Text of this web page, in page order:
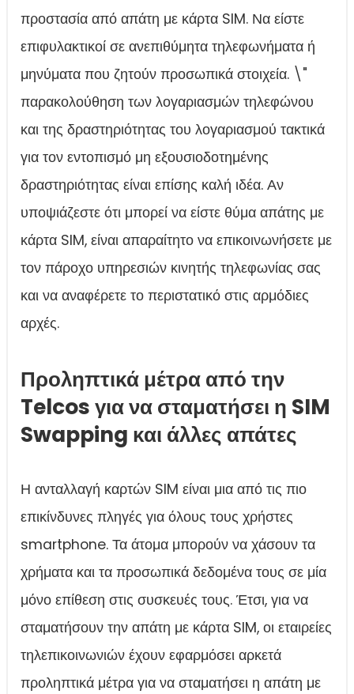
προστασία από απάτη με κάρτα SIM. Να είστε
επιφυλακτικοί σε ανεπιθύμητα τηλεφωνήματα ή
μηνύματα που ζητούν προσωπικά στοιχεία. \"
παρακολούθηση των λογαριασμών τηλεφώνου
και της δραστηριότητας του λογαριασμού τακτικά
για τον εντοπισμό μη εξουσιοδοτημένης
δραστηριότητας είναι επίσης καλή ιδέα. Αν
υποψιάζεστε ότι μπορεί να είστε θύμα απάτης με
κάρτα SIM, είναι απαραίτητο να επικοινωνήσετε με
τον πάροχο υπηρεσιών κινητής τηλεφωνίας σας
και να αναφέρετε το περιστατικό στις αρμόδιες
αρχές.
Προληπτικά μέτρα από την
Telcos για να σταματήσει η SIM
Swapping και άλλες απάτες
Η ανταλλαγή καρτών SIM είναι μια από τις πιο
επικίνδυνες πληγές για όλους τους χρήστες
smartphone. Τα άτομα μπορούν να χάσουν τα
χρήματα και τα προσωπικά δεδομένα τους σε μία
μόνο επίθεση στις συσκευές τους. Έτσι, για να
σταματήσουν την απάτη με κάρτα SIM, οι εταιρείες
τηλεπικοινωνιών έχουν εφαρμόσει αρκετά
προληπτικά μέτρα για να σταματήσει η απάτη με